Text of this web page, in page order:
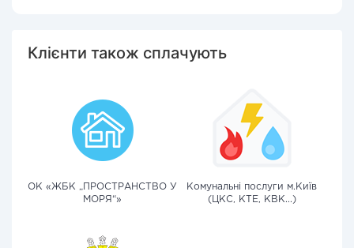
Клієнти також сплачують
ОК «ЖБК „ПРОСТРАНСТВО У
МОРЯ“»
Комунальні послуги м.Київ
(ЦКС, КТЕ, КВК...)